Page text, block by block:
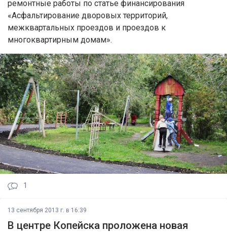
ремонтные работы по статье финансирования
«Асфальтирование дворовых территорий,
межквартальных проездов и проездов к
многоквартирным домам».
1
13 сентября 2013 г. в 16:39
В центре Копейска проложена новая